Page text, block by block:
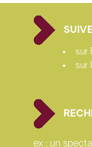
sur
sur